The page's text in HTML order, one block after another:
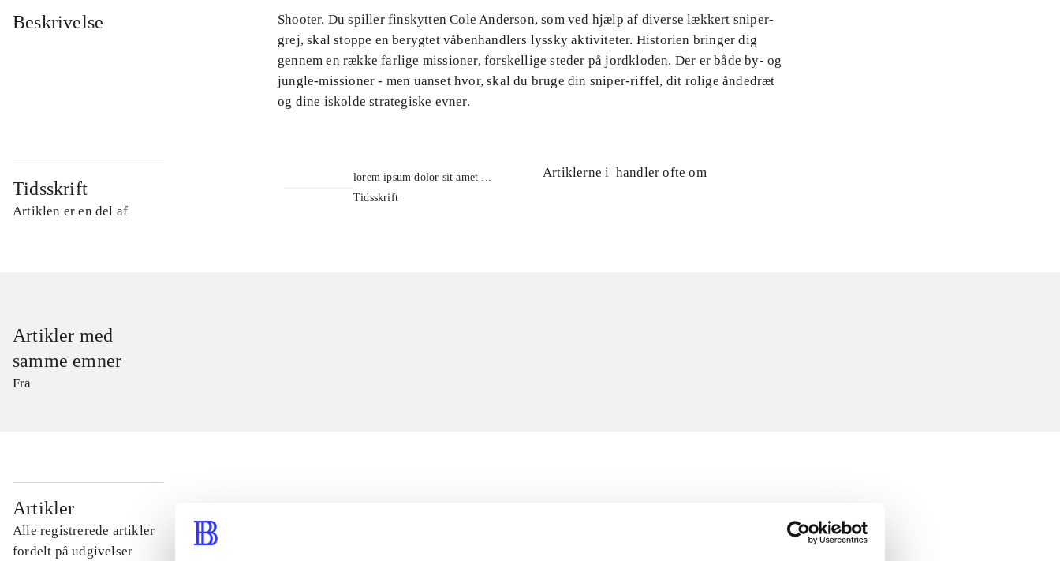
Beskrivelse
Shooter. Du spiller finskytten Cole Anderson, som ved hjælp af diverse lækkert sniper-
grej, skal stoppe en berygtet våbenhandlers lyssky aktiviteter. Historien bringer dig
gennem en række farlige missioner, forskellige steder på jordkloden. Der er både by- og
jungle-missioner - men uanset hvor, skal du bruge din sniper-riffel, dit rolige åndedræt
og dine iskolde strategiske evner.
Tidsskrift
Artiklen er en del af
lorem ipsum dolor sit amet ...
Tidsskrift
Artiklerne i handler ofte om
Artikler med
samme emner
Fra
Artikler
Alle registrerede artikler
fordelt på udgivelser